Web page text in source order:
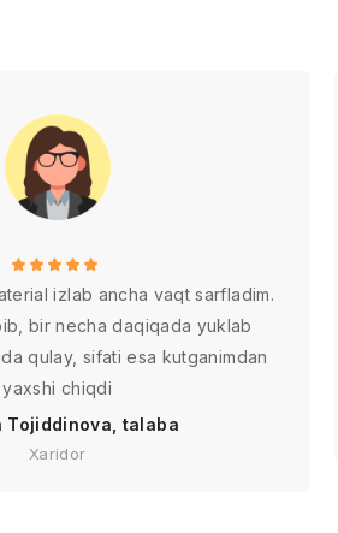
izlab ancha vaqt sarfladim.
bir necha daqiqada yuklab
qulay, sifati esa kutganimdan
yaxshi chiqdi
Tojiddinova, talaba
Xaridor